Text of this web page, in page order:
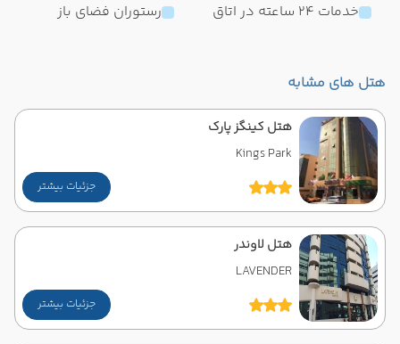
خدمات 24 ساعته در اتاق
رستوران فضای باز
هتل های مشابه
هتل کینگز پارک
Kings Park
جزئیات بیشتر
هتل لاوندر
LAVENDER
جزئیات بیشتر